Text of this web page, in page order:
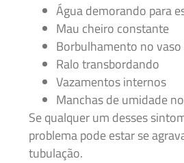
Água demorando para
Mau cheiro constante
Borbulhamento no
Ralo transbordando
Vazamentos internos
Manchas de umidade
Se qualquer um desses
problema pode estar se
tubulação.